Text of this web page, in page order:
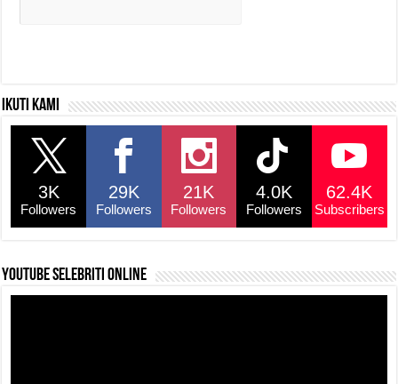
Ikuti kami
3K
Followers
29K
Followers
21K
Followers
4.0K
Followers
62.4K
Subscribers
YouTube selebriti online